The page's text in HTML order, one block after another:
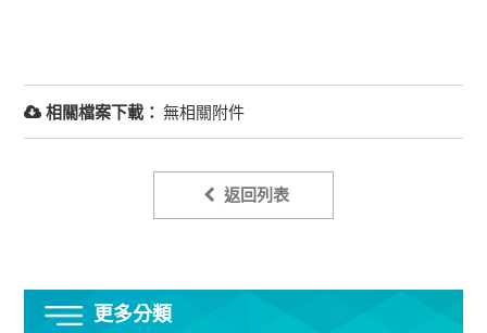
相關檔案下載： 無相關附件
返回列表
更多分類